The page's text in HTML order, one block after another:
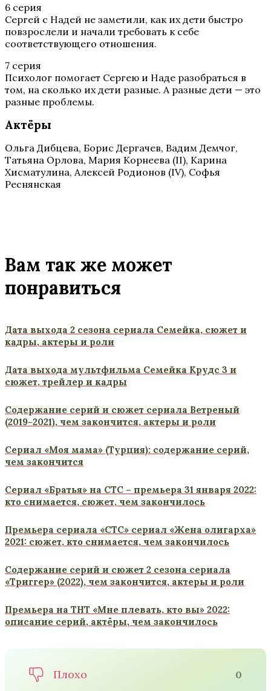
6 серия
Сергей с Надей не заметили, как их дети быстро
повзрослели и начали требовать к себе
соответствующего отношения.
7 серия
Психолог помогает Сергею и Наде разобраться в
том, на сколько их дети разные. А разные дети — это
разные проблемы.
Актёры
Ольга Дибцева, Борис Дергачев, Вадим Демчог,
Татьяна Орлова, Мария Корнеева (II), Карина
Хисматулина, Алексей Родионов (IV), Софья
Реснянская
Вам так же может
понравиться
Дата выхода 2 сезона сериала Семейка, сюжет и
кадры, актеры и роли
Дата выхода мультфильма Семейка Крудс 3 и
сюжет, трейлер и кадры
Содержание серий и сюжет сериала Ветреный
(2019-2021), чем закончится, актеры и роли
Сериал «Моя мама» (Турция): содержание серий,
чем закончится
Сериал «Братья» на СТС – премьера 31 января 2022:
кто снимается, сюжет, чем закончилось
Премьера сериала «СТС» сериал «Жена олигарха»
2021: сюжет, кто снимается, чем закончилось
Содержание серий и сюжет 2 сезона сериала
«Триггер» (2022), чем закончится, актеры и роли
Премьера на ТНТ «Мне плевать, кто вы» 2022:
описание серий, актёры, чем закончилось
Плохо 0